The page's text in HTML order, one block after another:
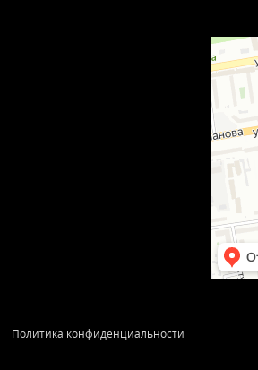
Политика конфиденциальности